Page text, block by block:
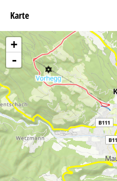
Karte
+
-